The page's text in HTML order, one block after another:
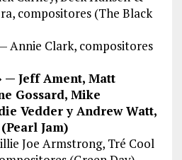
compositores (The Black
Annie Clark, compositores
— Jeff Ament, Matt
Gossard, Mike
Vedder y Andrew Watt,
Jam)
Joe Armstrong, Tré Cool